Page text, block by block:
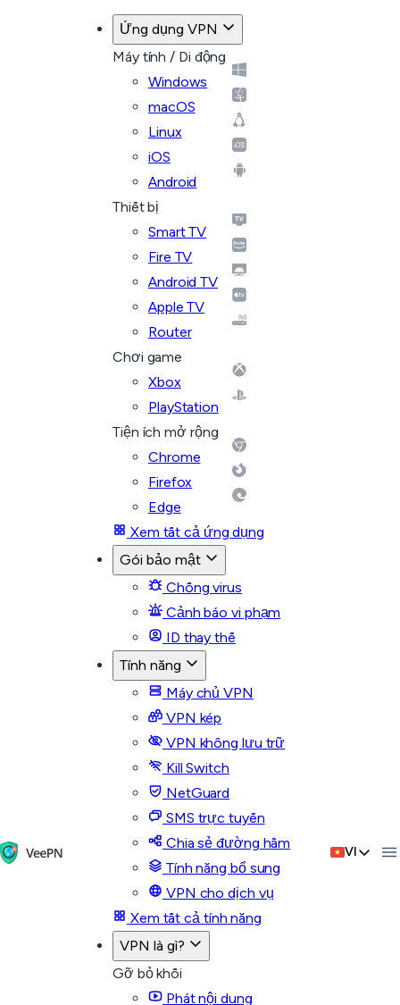
Ứng dụng VPN
Máy tính / Di động
Windows
macOS
Linux
iOS
Android
Thiết bị
Smart TV
Fire TV
Android TV
Apple TV
Router
Chơi game
Xbox
PlayStation
Tiện ích mở rộng
Chrome
Firefox
Edge
Xem tất cả ứng dụng
Gói bảo mật
Chống virus
Cảnh báo vi phạm
ID thay thế
Tính năng
Máy chủ VPN
VPN kép
VPN không lưu trữ
Kill Switch
NetGuard
SMS trực tuyến
Chia sẻ đường hầm
Tính năng bổ sung
VPN cho dịch vụ
Xem tất cả tính năng
VPN là gì?
Gỡ bỏ khối
Phát nội dung
VI